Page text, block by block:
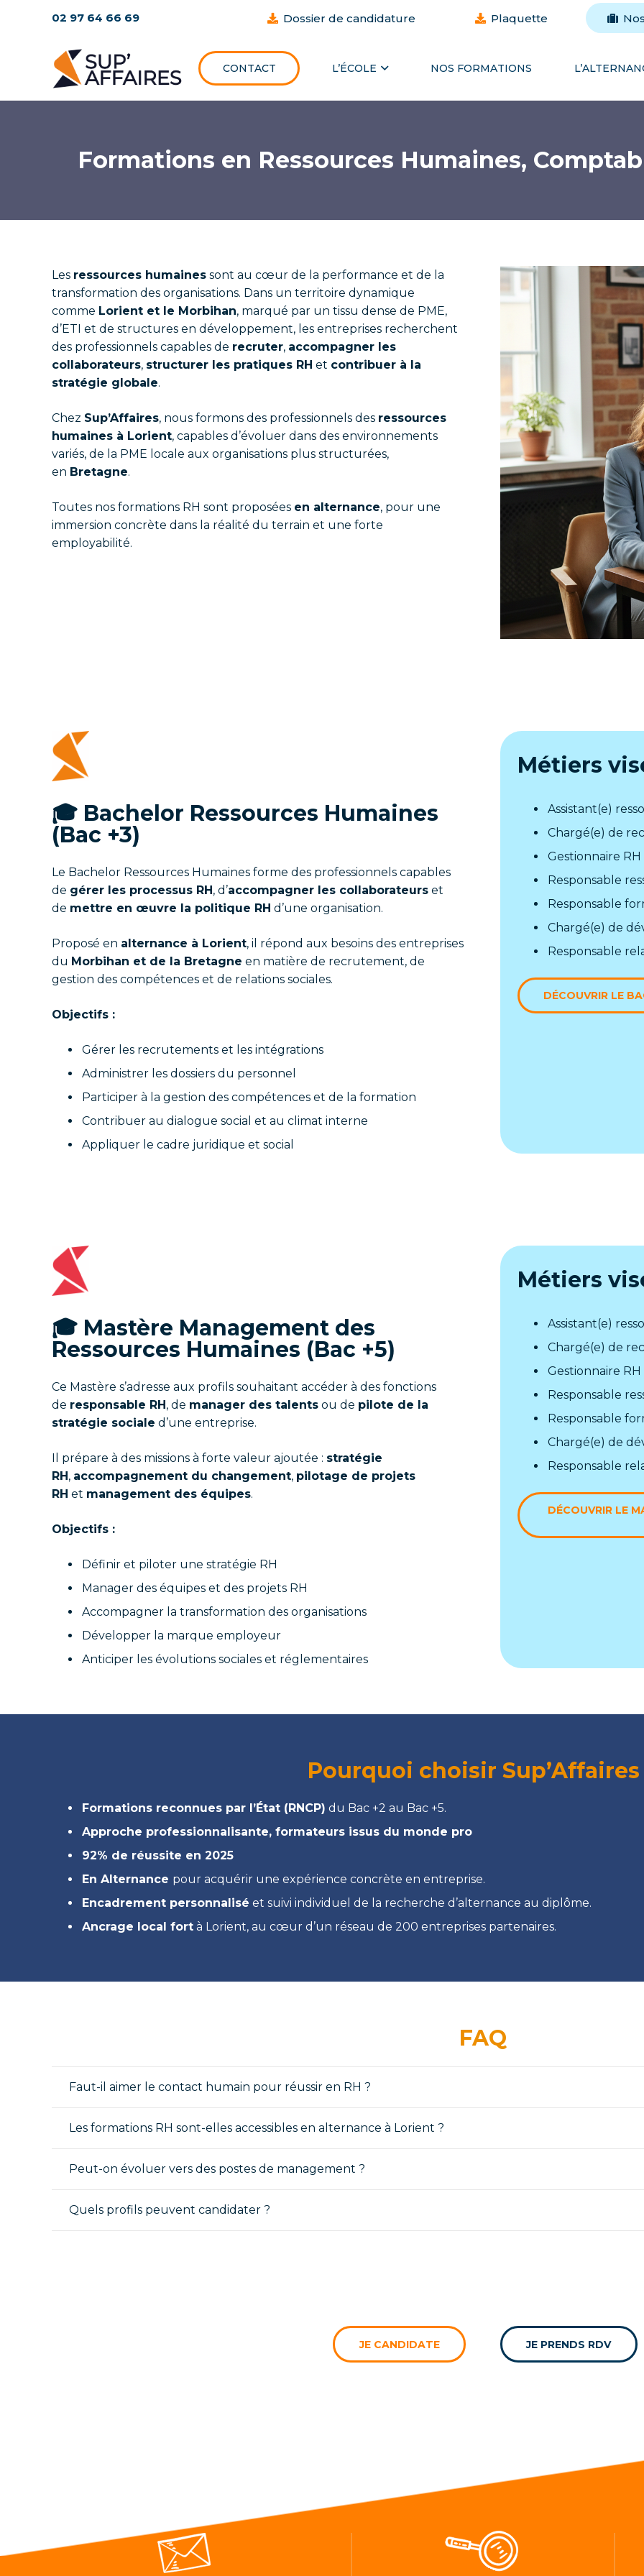
02 97 64 66 69 Dossier de candidature Plaquette
CONTACT L’ÉCOLE NOS FORMATIONS
Formations en Ressources Humaines,
Les ressources humaines sont au cœur de la performance et de la
transformation des organisations. Dans un territoire dynamique
comme Lorient et le Morbihan, marqué par un tissu dense de PME,
d’ETI et de structures en développement, les entreprises recherchent
des professionnels capables de recruter, accompagner les
collaborateurs, structurer les pratiques RH et contribuer à la
stratégie globale.
Chez Sup’Affaires, nous formons des professionnels des ressources
humaines à Lorient, capables d’évoluer dans des environnements
variés, de la PME locale aux organisations plus structurées,
en Bretagne.
Toutes nos formations RH sont proposées en alternance, pour une
immersion concrète dans la réalité du terrain et une forte
employabilité.
🎓 Bachelor Ressources Humaines
(Bac +3)
Le Bachelor Ressources Humaines forme des professionnels capables
de gérer les processus RH, d’accompagner les collaborateurs et
de mettre en œuvre la politique RH d’une organisation.
Proposé en alternance à Lorient, il répond aux besoins des entreprises
du Morbihan et de la Bretagne en matière de recrutement, de
gestion des compétences et de relations sociales.
Objectifs :
Gérer les recrutements et les intégrations
Administrer les dossiers du personnel
Participer à la gestion des compétences et de la formation
Contribuer au dialogue social et au climat interne
Appliquer le cadre juridique et social
Métiers
Assistant(e)
Chargé(e) de
Gestionnaire RH
Responsable
Responsable
Chargé(e) de
Responsable
DÉCOUVRIR LE
🎓 Mastère Management des
Ressources Humaines (Bac +5)
Ce Mastère s’adresse aux profils souhaitant accéder à des fonctions
de responsable RH, de manager des talents ou de pilote de la
stratégie sociale d’une entreprise.
Il prépare à des missions à forte valeur ajoutée : stratégie
RH, accompagnement du changement, pilotage de projets
RH et management des équipes.
Objectifs :
Définir et piloter une stratégie RH
Manager des équipes et des projets RH
Accompagner la transformation des organisations
Développer la marque employeur
Anticiper les évolutions sociales et réglementaires
Métiers
Assistant(e)
Chargé(e) de
Gestionnaire RH
Responsable
Responsable
Chargé(e) de
Responsable
DÉCOUVRIR LE
Pourquoi choisir Sup’Affaires
Formations reconnues par l’État (RNCP) du Bac +2 au Bac +5.
Approche professionnalisante, formateurs issus du monde pro
92% de réussite en 2025
En Alternance pour acquérir une expérience concrète en entreprise.
Encadrement personnalisé et suivi individuel de la recherche d’alternance au diplôme.
Ancrage local fort à Lorient, au cœur d’un réseau de 200 entreprises partenaires.
FAQ
Faut-il aimer le contact humain pour réussir en RH ?
Les formations RH sont-elles accessibles en alternance à Lorient ?
Peut-on évoluer vers des postes de management ?
Quels profils peuvent candidater ?
JE CANDIDATE JE PRENDS RDV